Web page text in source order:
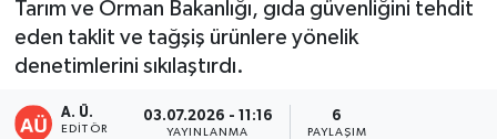
Tarım ve Orman Bakanlığı, gıda güvenliğini tehdit
eden taklit ve tağşiş ürünlere yönelik
denetimlerini sıkılaştırdı.
A. Ü.
EDITÖR
03.07.2026 - 11:16
YAYINLANMA
6
PAYLAŞIM
KARABÜK
KASTAMONU